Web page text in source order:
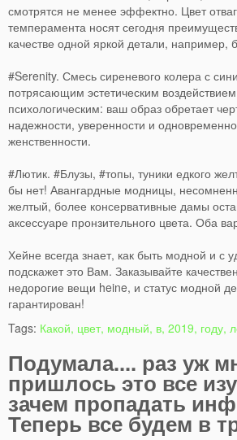
смотрятся не менее эффектно. Цвет
темперамента носят сегодня
качестве одной яркой детали, например,
#Serenity. Смесь сиреневого колера с
потрясающим эстетическим
психологическим: ваш образ обретает
надежности, уверенности и
женственности.
#Лютик. #Блузы, #топы, туники едкого
бы нет! Авангардные модницы,
желтый, более консервативные дамы
аксессуаре пронзительного цвета. Оба
Хейне всегда знает, как быть модной и с
подскажет это Вам. Заказывайте
недорогие вещи heine, и статус модной
гарантирован!
Tags: Какой, цвет, модный, в, 2019, году,
Подумала.... раз уж
пришлось это все
зачем пропадать
Теперь все будем в